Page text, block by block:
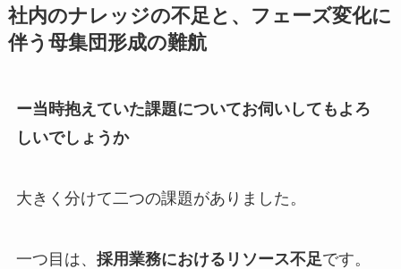
社内のナレッジの不足と、フェーズ変化に
伴う母集団形成の難航
ー当時抱えていた課題についてお伺いしてもよろ
しいでしょうか
大きく分けて二つの課題がありました。
一つ目は、 採用業務におけるリソース不足です。